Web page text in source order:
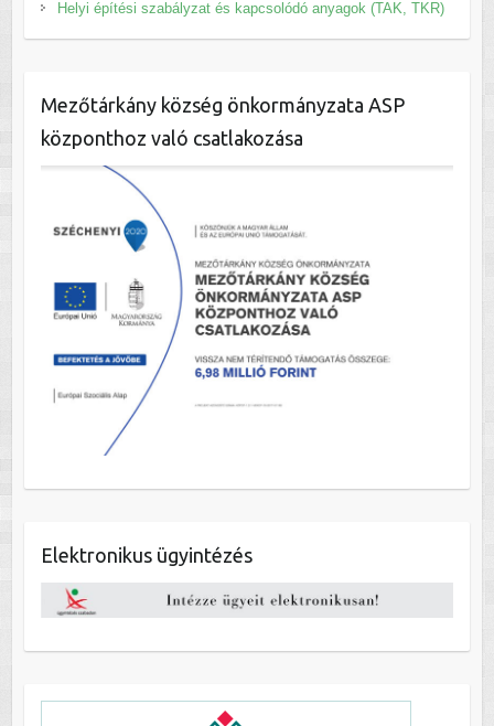
Helyi építési szabályzat és kapcsolódó anyagok (TAK, TKR)
Mezőtárkány község önkormányzata ASP
központhoz való csatlakozása
Elektronikus ügyintézés